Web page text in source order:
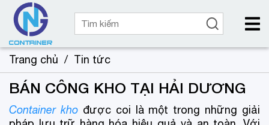
Trang chủ / Tin tức
BÁN CÔNG KHO TẠI HẢI DƯƠNG
Container khođược coi là một trong những giải